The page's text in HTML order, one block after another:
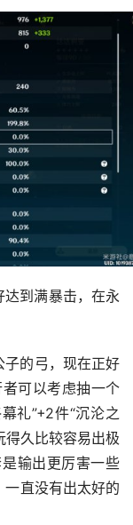
到满暴击，在永
子的弓，现在正好
可以考虑抽一个
礼”+2件“沉沦之
得久比较容易出极
输出更厉害一些
一直没有出太好的